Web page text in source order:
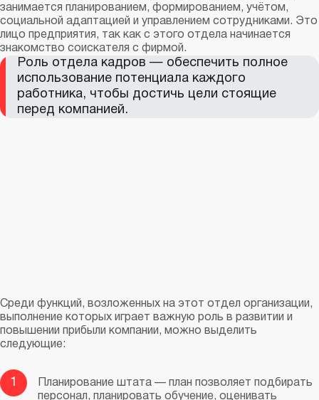
занимается планированием, формированием, учётом,
социальной адаптацией и управлением сотрудниками. Это
лицо предприятия, так как с этого отдела начинается
знакомство соискателя с фирмой.
Роль отдела кадров — обеспечить полное
использование потенциала каждого
работника, чтобы достичь цели стоящие
перед компанией.
Среди функций, возложенных на этот отдел организации,
выполнение которых играет важную роль в развитии и
повышении прибыли компании, можно выделить
следующие:
1
Планирование штата — план позволяет подбирать
персонал, планировать обучение, оценивать